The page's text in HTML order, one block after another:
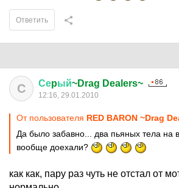
Ответить
С Сеpый~Drag Dealers~
12:16, 29.01.2010
От пользователя RED BARON ~Drag
Да было забавно... два пьяных тела на
вообще доехали?
как как, пару раз чуть не отстал от